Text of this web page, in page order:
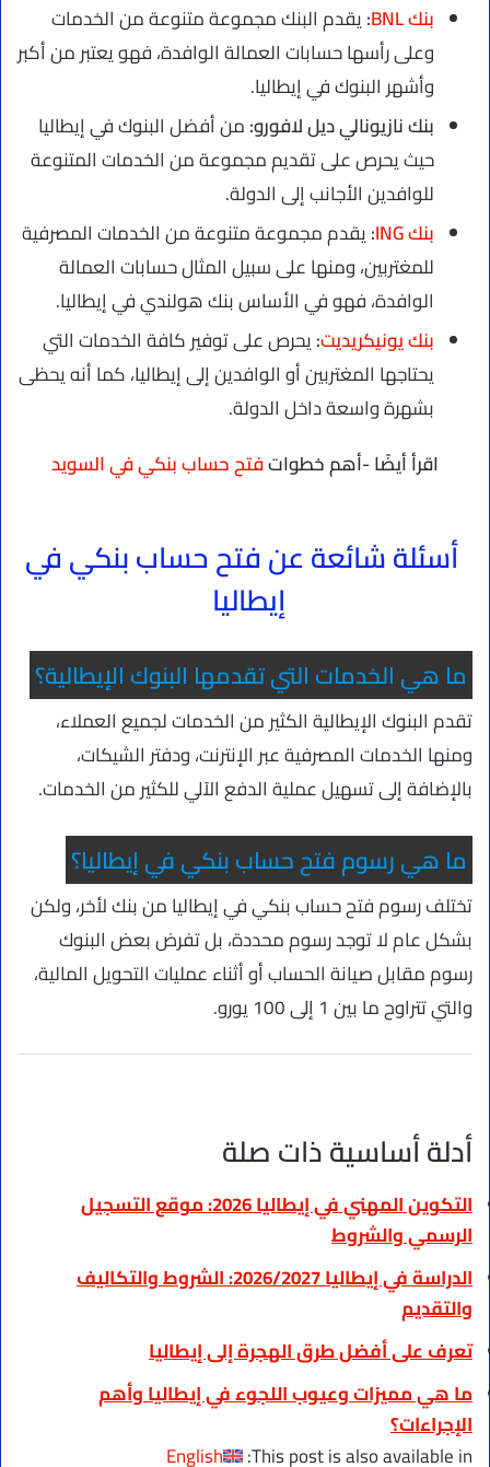
بنك BNL
:يقدم البنك مجموعة متنوعة من الخدمات
وعلى رأسها حسابات العمالة الوافدة، فهو يعتبر من أكبر
وأشهر البنوك في إيطاليا.
بنك نازيونالي ديل لافورو:من أفضل البنوك في إيطاليا
حيث يحرص على تقديم مجموعة من الخدمات المتنوعة
للوافدين الأجانب إلى الدولة.
بنك ING
:يقدم مجموعة متنوعة من الخدمات المصرفية
للمغتربين، ومنها على سبيل المثال حسابات العمالة
الوافدة، فهو في الأساس بنك هولندي في إيطاليا.
بنك يونيكريديت:يحرص على توفير كافة الخدمات التي
يحتاجها المغتربين أو الوافدين إلى إيطاليا، كما أنه يحظى
بشهرة واسعة داخل الدولة.
اقرأ أيضًا -أهم خطواتفتح حساب بنكي في السويد
أسئلة شائعة عن فتح حساب بنكي في
إيطاليا
ما هي الخدمات التي تقدمها البنوك الإيطالية؟
تقدم البنوك الإيطالية الكثير من الخدمات لجميع العملاء،
ومنها الخدمات المصرفية عبر الإنترنت، ودفتر الشيكات،
بالإضافة إلى تسهيل عملية الدفع الآلي للكثير من الخدمات.
ما هي رسوم فتح حساب بنكي في إيطاليا؟
تختلف رسوم فتح حساب بنكي في إيطاليا من بنك لأخر، ولكن
بشكل عام لا توجد رسوم محددة، بل تفرض بعض البنوك
رسوم مقابل صيانة الحساب أو أثناء عمليات التحويل المالية،
والتي تتراوح ما بين 1 إلى 100 يورو.
أدلة أساسية ذات صلة
التكوين المهني في إيطاليا 2026: موقع التسجيل
الرسمي والشروط
الدراسة في إيطاليا 2026/2027: الشروط والتكاليف
والتقديم
تعرف على أفضل طرق الهجرة إلى إيطاليا
ما هي مميزات وعيوب اللجوء في إيطاليا وأهم
الإجراءات؟
This post is also available in:
English